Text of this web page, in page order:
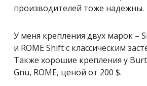
производителей тоже надежны.
У меня крепления двух марок –
и ROME Shift с классическим
Также хорошие крепления у
Gnu, ROME, ценой от 200 $.